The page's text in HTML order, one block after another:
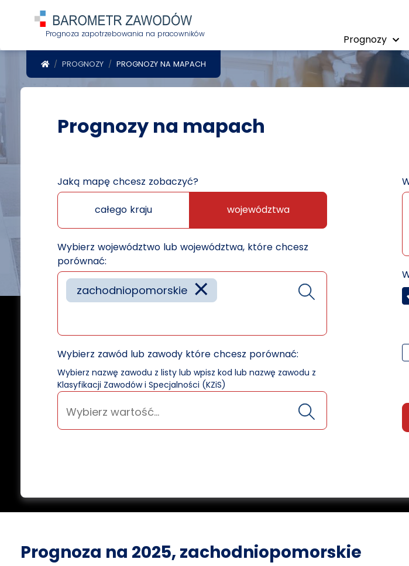
Prognoza zapotrzebowania na pracowników Prognozy
POWRÓT DO STRONY GŁÓWNEJ
PROGNOZY PROGNOZY NA MAPACH
Prognozy na mapach
Jaką mapę chcesz zobaczyć?
całego kraju województwa
Wybierz województwo lub województwa, które chcesz
porównać:
×
zachodniopomorskie
Wybierz zawód lub zawody które chcesz porównać:
Wybierz nazwę zawodu z listy lub wpisz kod lub nazwę zawodu z
Klasyfikacji Zawodów i Specjalności (KZiS)
Prognoza na 2025, zachodniopomorskie